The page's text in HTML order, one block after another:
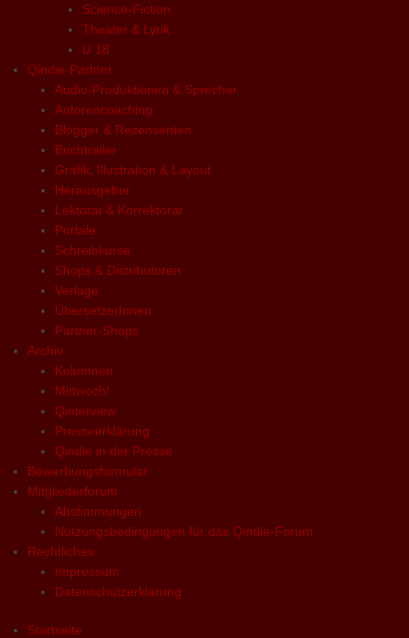
Science-Fiction
Theater & Lyrik
U 18
Qindie-Partner
Audio-Produktionen & Sprecher
Autorencoaching
Blogger & Rezensenten
Buchtrailer
Grafik, Illustration & Layout
Herausgeber
Lektorat & Korrektorat
Portale
Schreibkurse
Shops & Distributoren
Verlage
ÜbersetzerInnen
Partner-Shops
Archiv
Kolumnen
Mittwoch!
Qinterview
Presseerklärung
Qindie in der Presse
Bewerbungsformular
Mitgliederforum
Abstimmungen
Nutzungsbedingungen für das Qindie-Forum
Rechtliches
Impressum
Datenschutzerklärung
Startseite